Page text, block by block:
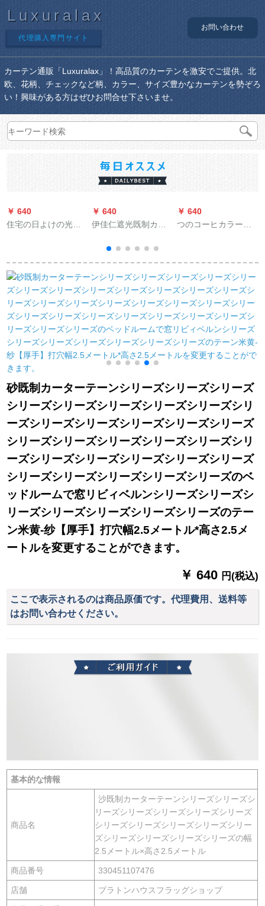
Luxuralax
代理購入専門サイト
お問い合わせ
カーテン通販「Luxuralax」！高品質のカーテンを激安でご提供。北
欧、花柄、チェックなど柄、カラー、サイズ豊かなカーテンを勢ぞろ
い！興味がある方はぜひお問合せ下さいませ。
￥ 640
住宅の日よけの光を
ョーショーの材料の
幅は1.5メトルトルで
す。×2.0メートで、
一面の布の金色の穴
を开けて加工しま
す。
￥ 640
伊佳仁遮光既制カー
材厚手カーリング寝
室UVカーリングダウ
ン热レストレーンン
ン
￥ 640
つのコーヒカラーの
ド断热模型竹カータ
ーテーン断热草のれ
んコーヒカラーの幅
1.8メトル*高さ2メト
ルトル
砂既制カーターテーンシリーズシリーズシリーズ
シリーズシリーズシリーズシリーズシリーズシリ
ーズシリーズシリーズシリーズシリーズシリーズ
シリーズシリーズシリーズシリーズシリーズシリ
ーズシリーズシリーズシリーズシリーズシリーズ
シリーズシリーズシリーズシリーズシリーズのベ
ッドルームで窓リビィベルンシリーズシリーズシ
リーズシリーズシリーズシリーズシリーズのテー
ン米黄-纱【厚手】打穴幅2.5メートル*高さ2.5メ
ートルを変更することができます。
￥ 640 円(税込)
ここで表示されるのは商品原価です。代理費用、送料等
はお問い合わせください。
基本的な情報
商品名
沙既制カーターテーンシリーズシリーズシ
リーズシリーズシリーズシリーズシリーズ
シリーズシリーズシリーズシリーズシリー
ズシリーズシリーズシリーズシリーズの幅
2.5メートル×高さ2.5メートル
商品番号 330451107476
店舗 プラトンハウスフラッグショップ